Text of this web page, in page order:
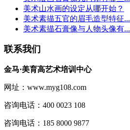
美术山水画的设定从哪开始？
美术素描五官的眉毛造型特征...
美术素描石膏像与人物头像有...
联系我们
金马·美育高艺术培训中心
网址：www.myg108.com
咨询电话：400 0023 108
咨询电话：185 8000 9877